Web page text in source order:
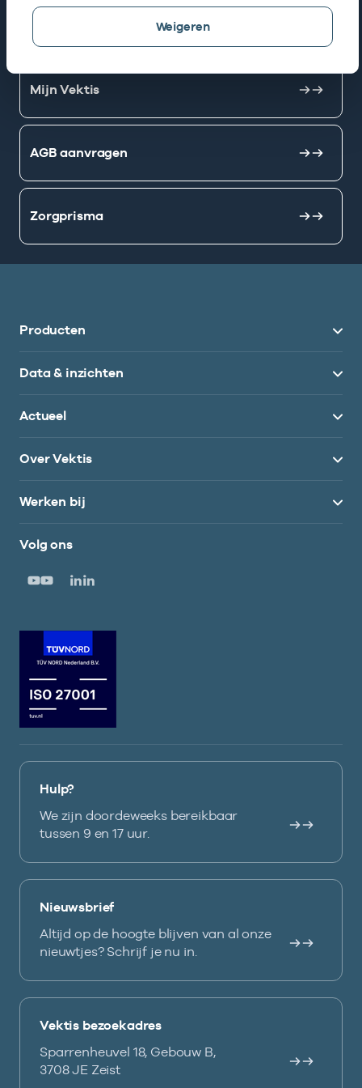
Weigeren
Mijn Vektis
AGB aanvragen
Zorgprisma
Producten
Data & inzichten
Actueel
Over Vektis
Werken bij
Volg ons
Hulp?
We zijn doordeweeks bereikbaar
tussen 9 en 17 uur.
Nieuwsbrief
Altijd op de hoogte blijven van al onze
nieuwtjes? Schrijf je nu in.
Vektis bezoekadres
Sparrenheuvel 18, Gebouw B,
3708 JE Zeist